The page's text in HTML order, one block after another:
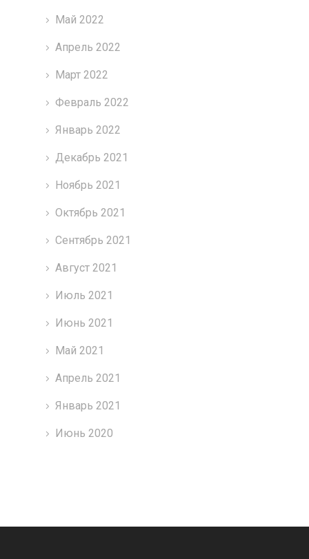
Май 2022
Апрель 2022
Март 2022
Февраль 2022
Январь 2022
Декабрь 2021
Ноябрь 2021
Октябрь 2021
Сентябрь 2021
Август 2021
Июль 2021
Июнь 2021
Май 2021
Апрель 2021
Январь 2021
Июнь 2020